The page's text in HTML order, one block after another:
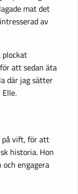
mat det
av
plockat
att sedan äta
där jag sätter
på vift, för att
historia. Hon
engagera